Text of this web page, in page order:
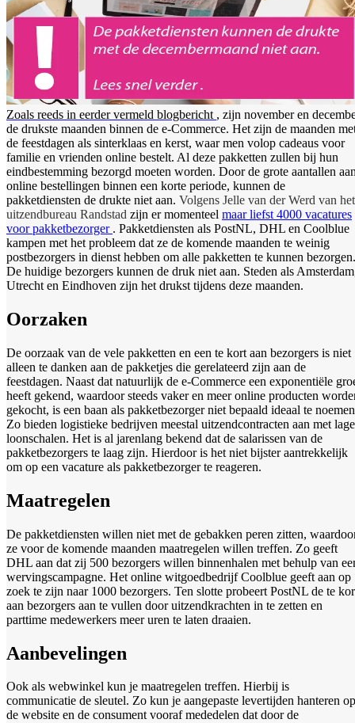
Zoals reeds in eerder vermeld blogbericht , zijn november en
de drukste maanden binnen de e-Commerce. Het zijn de maanden
de feestdagen als sinterklaas en kerst, waar men volop cadeaus voor
familie en vrienden online bestelt. Al deze pakketten zullen bij hun
eindbestemming bezorgd moeten worden. Door de grote aantallen
online bestellingen binnen een korte periode, kunnen de
pakketdiensten de drukte niet aan. Volgens Jelle van der Werd van het
uitzendbureau Randstad zijn er momenteel maar liefst 4000 vacatures
voor pakketbezorger . Pakketdiensten als PostNL, DHL en Coolblue
kampen met het probleem dat ze de komende maanden te weinig
postbezorgers in dienst hebben om alle pakketten te kunnen bezorgen.
De huidige bezorgers kunnen de druk niet aan. Steden als
Utrecht en Eindhoven zijn het drukst tijdens deze maanden.
Oorzaken
De oorzaak van de vele pakketten en een te kort aan bezorgers is niet
alleen te danken aan de pakketjes die gerelateerd zijn aan de
feestdagen. Naast dat natuurlijk de e-Commerce een exponentiële
heeft gekend, waardoor steeds vaker en meer online producten
gekocht, is een baan als pakketbezorger niet bepaald ideaal te
Zo bieden logistieke bedrijven meestal uitzendcontracten aan met lage
loonschalen. Het is al jarenlang bekend dat de salarissen van de
pakketbezorgers te laag zijn. Hierdoor is het niet bijster aantrekkelijk
om op een vacature als pakketbezorger te reageren.
Maatregelen
De pakketdiensten willen niet met de gebakken peren zitten,
ze voor de komende maanden maatregelen willen treffen. Zo geeft
DHL aan dat zij 500 bezorgers willen binnenhalen met behulp van
wervingscampagne. Het online witgoedbedrijf Coolblue geeft aan op
zoek te zijn naar 1000 bezorgers. Ten slotte probeert PostNL de te
aan bezorgers aan te vullen door uitzendkrachten in te zetten en
parttime medewerkers meer uren te laten draaien.
Aanbevelingen
Ook als webwinkel kun je maatregelen treffen. Hierbij is
communicatie de sleutel. Zo kun je aangepaste levertijden hanteren op
de website en de consument vooraf mededelen dat door de